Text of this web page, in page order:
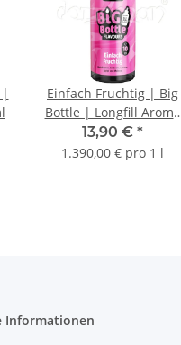
|
Einfach Fruchtig | Big
Bottle | Longfill Aroma
| 10ml
13,90 € *
1.390,00 € pro 1 l
Informationen